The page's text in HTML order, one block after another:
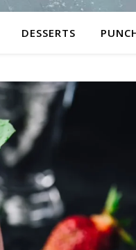
DESSERTS